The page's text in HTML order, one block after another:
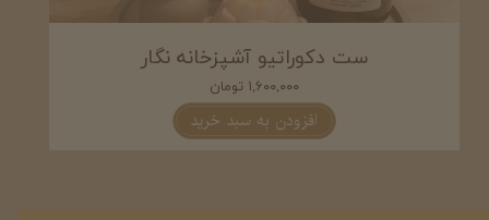
ست شمع و دکوری آشپزخانه اوینا
۲,۰۵۰,۰۰۰ تومان
افزودن به سبد خرید